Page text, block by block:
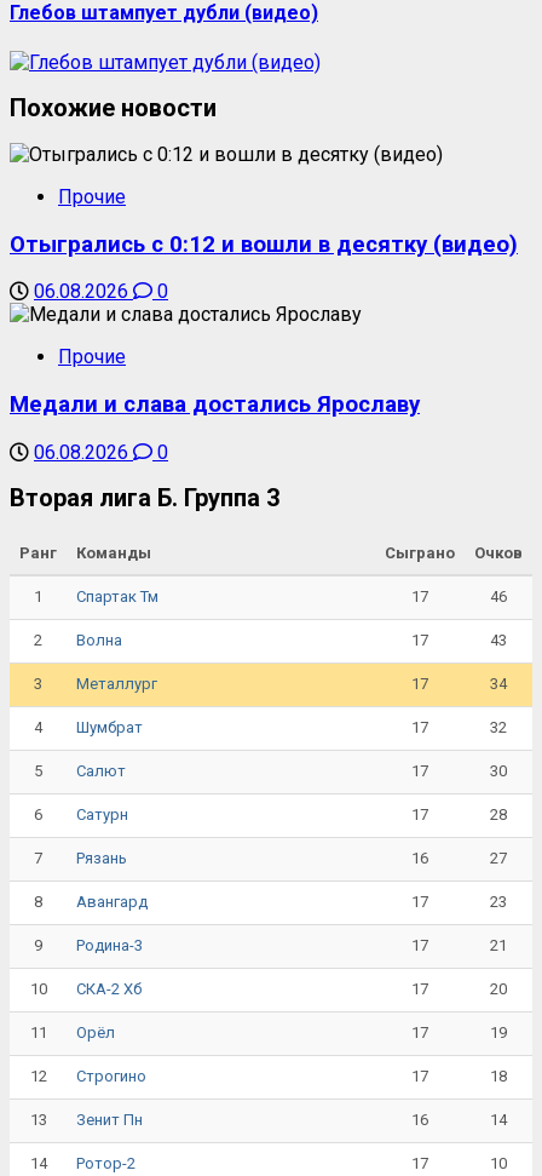
Глебов штампует дубли (видео)
Похожие новости
Прочие
Отыгрались с 0:12 и вошли в десятку (видео)
06.08.2026 0
Прочие
Медали и слава достались Ярославу
06.08.2026 0
Вторая лига Б. Группа 3
Ранг Команды Сыграно Очков
1 Спартак Тм 17 46
2 Волна 17 43
3 Металлург 17 34
4 Шумбрат 17 32
5 Салют 17 30
6 Сатурн 17 28
7 Рязань 16 27
8 Авангард 17 23
9 Родина-3 17 21
10 СКА-2 Хб 17 20
11 Орёл 17 19
12 Строгино 17 18
13 Зенит Пн 16 14
14 Ротор-2 17 10